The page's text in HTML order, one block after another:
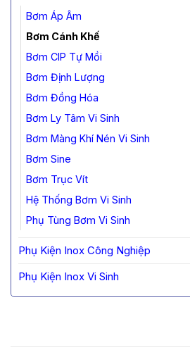
Bơm Áp Âm
Bơm Cánh Khế
Bơm CIP Tự Mồi
Bơm Định Lượng
Bơm Đồng Hóa
Bơm Ly Tâm Vi Sinh
Bơm Màng Khí Nén Vi Sinh
Bơm Sine
Bơm Trục Vít
Hệ Thống Bơm Vi Sinh
Phụ Tùng Bơm Vi Sinh
Phụ Kiện Inox Công Nghiệp
Phụ Kiện Inox Vi Sinh